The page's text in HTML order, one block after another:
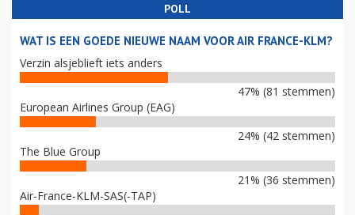
POLL
WAT IS EEN GOEDE NIEUWE NAAM VOOR AIR FRANCE-KLM?
Verzin alsjeblieft iets anders
47% (81 stemmen)
European Airlines Group (EAG)
24% (42 stemmen)
The Blue Group
21% (36 stemmen)
Air-France-KLM-SAS(-TAP)